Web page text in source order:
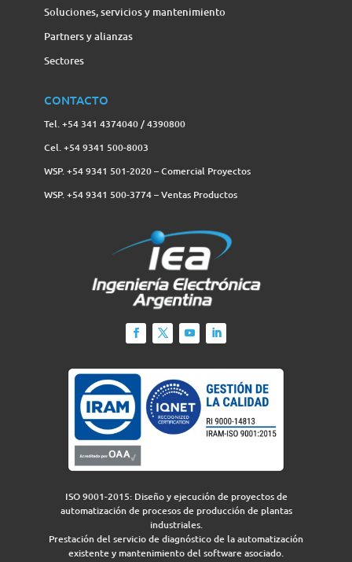
Soluciones, servicios y mantenimiento
Partners y alianzas
Sectores
CONTACTO
Tel. +54 341 4374040 / 4390800
Cel. +54 9341 500-8003
WSP. +54 9341 501-2020 – Comercial Proyectos
WSP. +54 9341 500-3774‬ – Ventas Productos
ISO 9001-2015: Diseño y ejecución de proyectos de
automatización de procesos de producción de plantas
industriales.
Prestación del servicio de diagnóstico de la automatización
existente y mantenimiento del software asociado.